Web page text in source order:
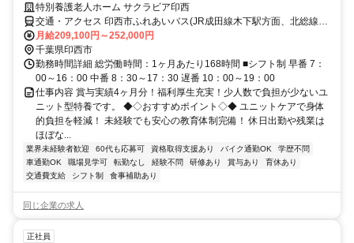
特別養護老人ホーム サクラビア印西
交通・アクセス 印西市ふれあいバス(JR成田線木下駅方面、北総線印
西牧の原駅方面)「原山東街地区公園」バス停より徒歩3分 ★車・自転
車・バイク通勤OK
月給209,100円～252,000円
千葉県印西市
勤務時間詳細 総労働時間：1ヶ月あたり168時間 ■シフト制 早番 7：
00～16：00 中番 8：30～17：30 遅番 10：00～19：00
仕事内容 賞与実績4ヶ月分！福利厚生充実！少人数で負担が少ないユ
ニット型特養です。 ◆◇おすすめポイント◇◆ ユニットケアで身体
的負担を軽減！ 未経験でも安心の教育体制完備！ 休日出勤や残業は
ほぼな...
業界未経験者歓迎 60代も応募可 資格取得支援あり バイク通勤OK
学歴不問
車通勤OK
職場見学可 転勤なし 経験不問 研修あり 賞与あり
育休あり
交通費支給
シフト制 食事補助あり
同じ企業の求人
正社員